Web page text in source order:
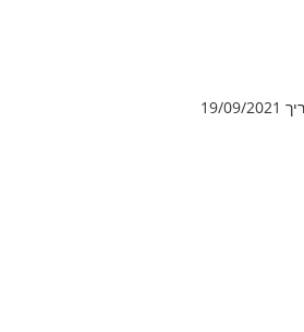
19/09/2021